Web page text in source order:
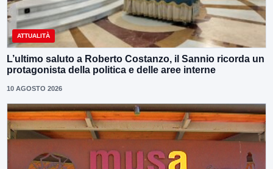
ATTUALITÀ
L’ultimo saluto a Roberto Costanzo, il Sannio ricorda un
protagonista della politica e delle aree interne
10 AGOSTO 2026